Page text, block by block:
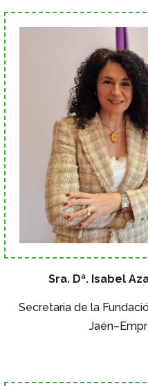
Sra. Dª. Isabel
Secretaria de la